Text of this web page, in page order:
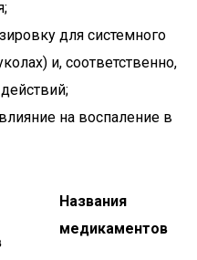
для системного
и, соответственно,
на воспаление в
Названия
медикаментов